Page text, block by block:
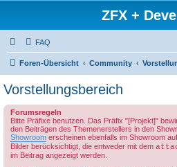
ZFX +
FAQ
Foren-Übersicht Community
Vorstellungsbereich
Forumsregeln
Bitte Präfixe benutzen. Das Präfix "[Projekt]"
den Beiträgen des Themenerstellers in den
Showroom erscheinen ebenfalls im Showroom
Bilder berücksichtigt, die entweder mit dem
im Beitrag angezeigt werden.